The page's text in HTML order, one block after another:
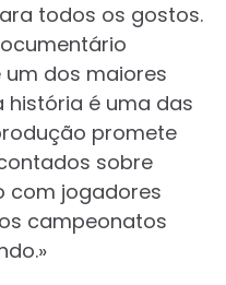
todos os gostos.
um dos maiores
é uma das
promete
sobre
com jogadores
campeonatos